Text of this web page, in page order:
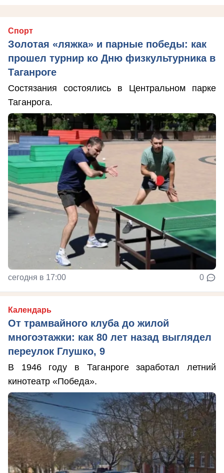
Спорт
Золотая «ляжка» и парные победы: как
прошел турнир ко Дню физкультурника в
Таганроге
Состязания состоялись в Центральном парке
Таганрога.
сегодня в 17:00 0
Календарь
От трамвайного клуба до жилой
многоэтажки: как 80 лет назад выглядел
переулок Глушко, 9
В 1946 году в Таганроге заработал летний
кинотеатр «Победа».